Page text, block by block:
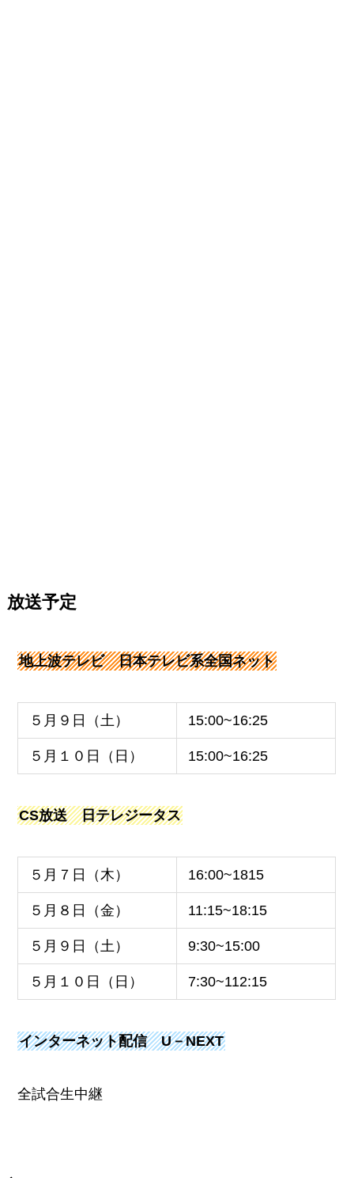
放送予定
地上波テレビ 日本テレビ系全国ネット
５月９日（土） 15:00~16:25
５月１０日（日） 15:00~16:25
CS放送 日テレジータス
５月７日（木） 16:00~1815
５月８日（金） 11:15~18:15
５月９日（土） 9:30~15:00
５月１０日（日） 7:30~112:15
インターネット配信 U－NEXT
全試合生中継